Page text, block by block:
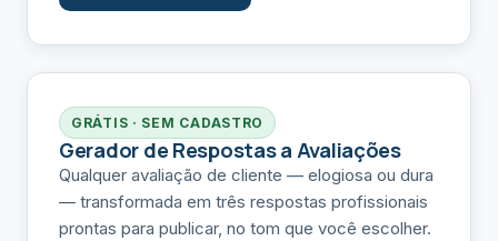
GRÁTIS · SEM CADASTRO
Gerador de Respostas a Avaliações
Qualquer avaliação de cliente — elogiosa ou dura
— transformada em três respostas profissionais
prontas para publicar, no tom que você escolher.